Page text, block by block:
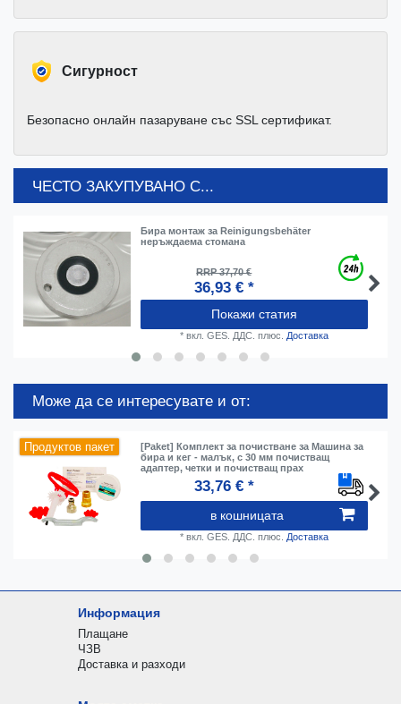
Cигурност
Безопасно онлайн пазаруване със SSL сертификат.
ЧЕСТО ЗАКУПУВАНО С...
Бира монтаж за Reinigungsbehäter
неръждаема стомана
RRP 37,70 €
36,93 € *
Покажи статия
* вкл. GES. ДДС. плюс. Доставка
Може да се интересувате и от:
Продуктов пакет
[Paket] Комплект за почистване за Машина за
бира и кег - малък, с 30 мм почистващ
адаптер, четки и почистващ прах
33,76 € *
в кошницата
* вкл. GES. ДДС. плюс. Доставка
Информация
Плащане
ЧЗВ
Доставка и разходи